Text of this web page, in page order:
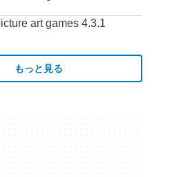
art games 4.3.1
もっと見る